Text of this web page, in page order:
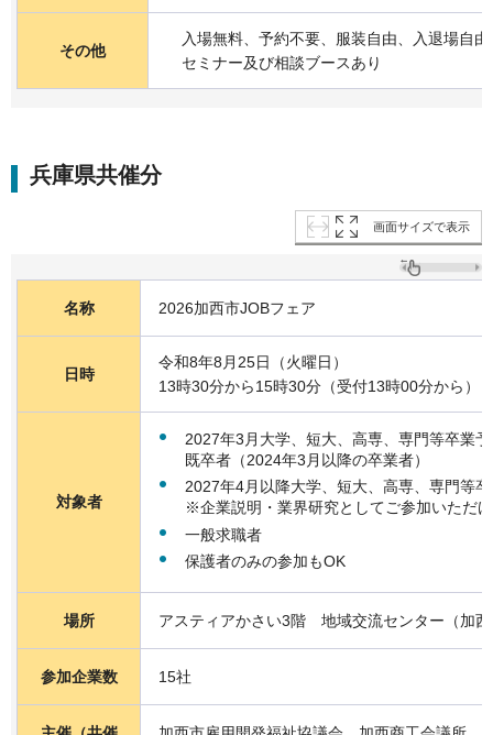
その他
入場無料、予約不要、服装自由、入退場自
セミナー及び相談ブースあり
兵庫県共催分
画面サイズで表示
名称 2026加西市JOBフェア
日時
令和8年8月25日（火曜日）
13時30分から15時30分（受付13時00分から）
対象者
2027年3月大学、短大、高専、専門等卒業
既卒者（2024年3月以降の卒業者）
2027年4月以降大学、短大、高専、専門等
※企業説明・業界研究としてご参加いただ
一般求職者
保護者のみの参加もOK
場所 アスティアかさい3階 地域交流センター（加
参加企業数 15社